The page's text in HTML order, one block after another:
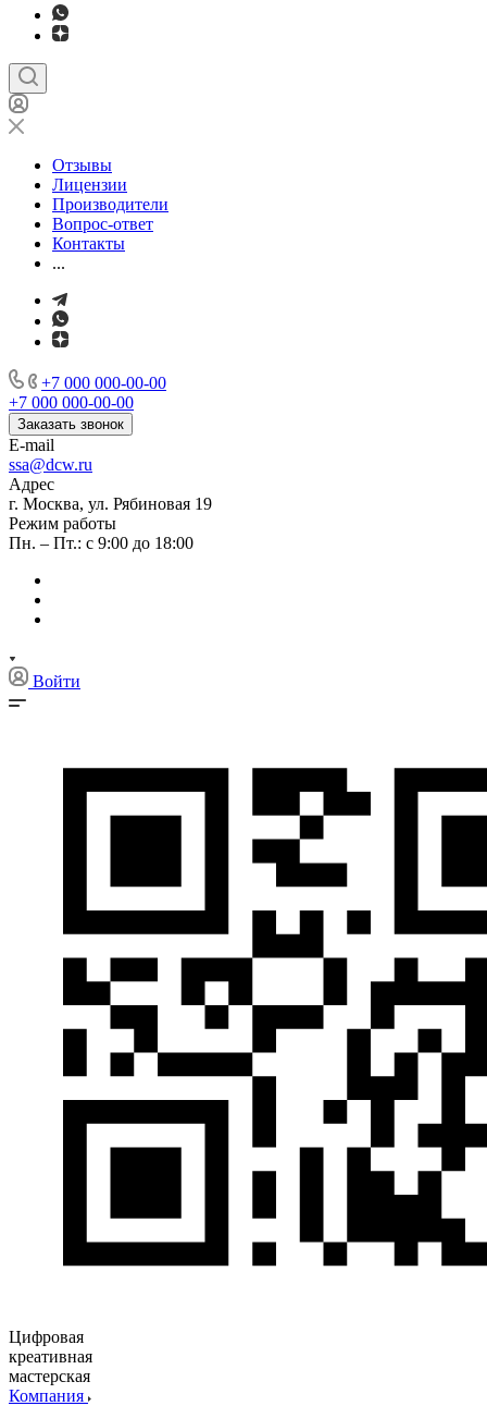
Отзывы
Лицензии
Производители
Вопрос-ответ
Контакты
...
+7 000 000-00-00
+7 000 000-00-00
Заказать звонок
E-mail
ssa@dcw.ru
Адрес
г. Москва, ул. Рябиновая 19
Режим работы
Пн. – Пт.: с 9:00 до 18:00
Войти
Цифровая
креативная
мастерская
Компания